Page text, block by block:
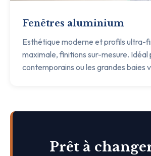
Fenêtres aluminium
Esthétique moderne et profils ultra-
maximale, finitions sur-mesure. Idéal
contemporains ou les grandes baies
Prêt à